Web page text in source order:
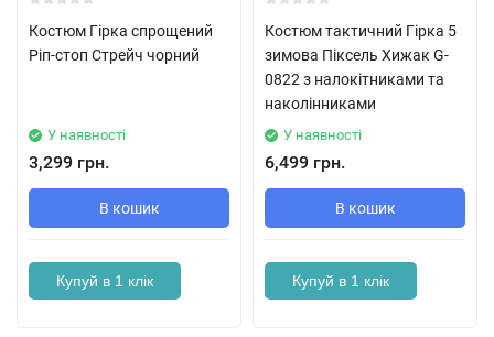
Костюм Гірка спрощений
Ріп-стоп Стрейч чорний
У наявності
3,299 грн.
В кошик
Купуй в 1 клік
Костюм тактичний Гірка 5
зимова Піксель Хижак G-
0822 з налокітниками та
наколінниками
У наявності
6,499 грн.
В кошик
Купуй в 1 клік